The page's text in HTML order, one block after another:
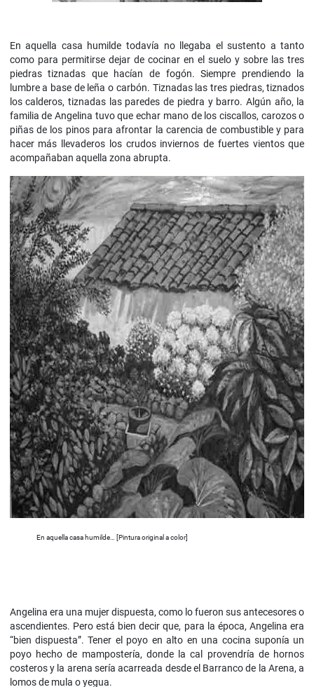
En aquella casa humilde todavía no llegaba el sustento a tanto
como para permitirse dejar de cocinar en el suelo y sobre las tres
piedras tiznadas que hacían de fogón. Siempre prendiendo la
lumbre a base de leña o carbón. Tiznadas las tres piedras, tiznados
los calderos, tiznadas las paredes de piedra y barro. Algún año, la
familia de Angelina tuvo que echar mano de los ciscallos, carozos o
piñas de los pinos para afrontar la carencia de combustible y para
hacer más llevaderos los crudos inviernos de fuertes vientos que
acompañaban aquella zona abrupta.
En aquella casa humilde… [Pintura original a color]
Angelina era una mujer dispuesta, como lo fueron sus antecesores o
ascendientes. Pero está bien decir que, para la época, Angelina era
“bien dispuesta”. Tener el poyo en alto en una cocina suponía un
poyo hecho de mampostería, donde la cal provendría de hornos
costeros y la arena sería acarreada desde el Barranco de la Arena, a
lomos de mula o yegua.